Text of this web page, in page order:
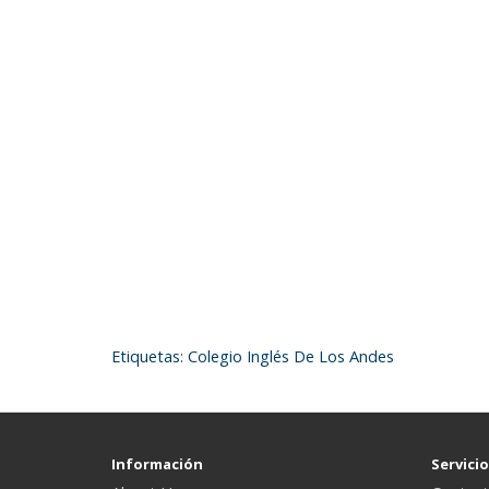
Etiquetas: Colegio Inglés De Los Andes
Información